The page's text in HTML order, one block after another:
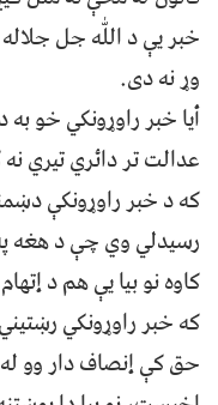
خبر يې د اللّٰه جل
وړ نه دی.
أيا خبر راوړونکي خو
عدالت تر دائري تيري
که د خبر راوړونکې
رسيدلي وي چې د هغه
کاوه نو بيا يې هم د
که خبر راوړونکي
حق کې إنصاف دار وو